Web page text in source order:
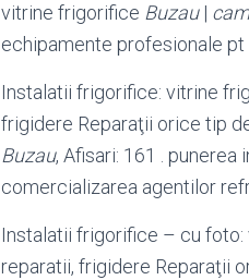
vitrine frigorifice Buzau|
echipamente profesionale
Instalatii frigorifice: vitrine
frigidere Reparaţii orice tip
Buzau, Afisari: 161 . punerea
comercializarea agentilor
Instalatii frigorifice – cu
reparatii, frigidere Reparaţii